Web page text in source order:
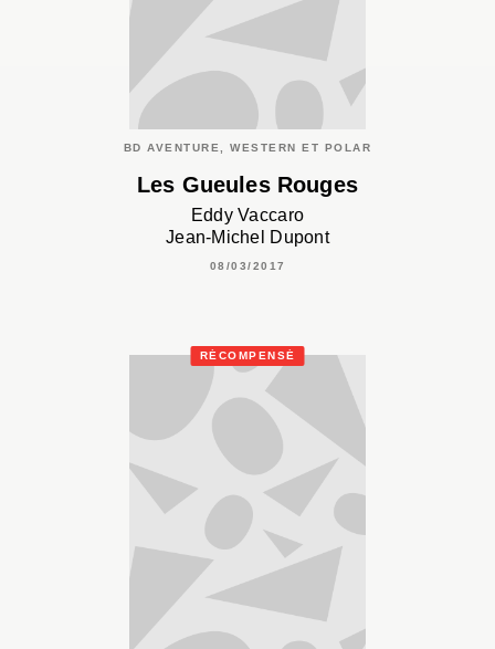
BD AVENTURE, WESTERN ET POLAR
Les Gueules Rouges
Eddy Vaccaro
Jean-Michel Dupont
08/03/2017
RÉCOMPENSÉ